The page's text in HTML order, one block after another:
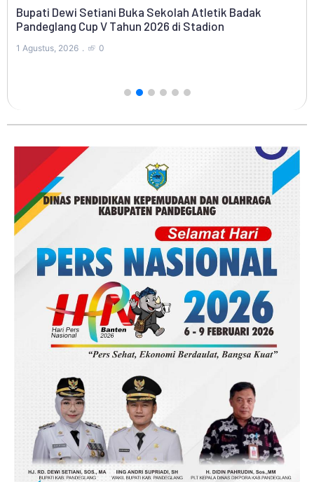
Bupati Dewi Setiani Buka Sekolah Atletik Badak
Pandeglang Cup V Tahun 2026 di Stadion
1 Agustus, 2026 0